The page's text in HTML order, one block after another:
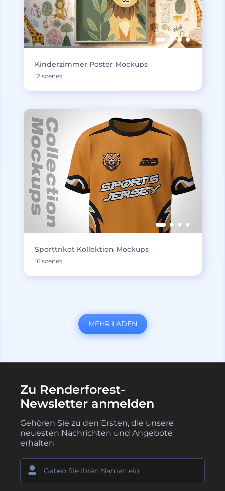
Kinderzimmer Poster Mockups
12 scenes
Sporttrikot Kollektion Mockups
16 scenes
MEHR LADEN
Zu Renderforest-
Newsletter anmelden
Gehören Sie zu den Ersten, die unsere
neuesten Nachrichten und Angebote
erhalten